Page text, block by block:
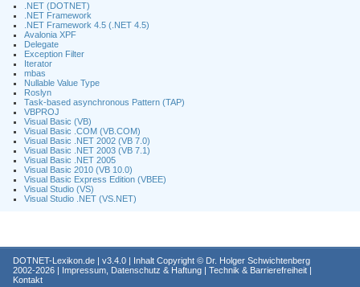
.NET (DOTNET)
.NET Framework
.NET Framework 4.5 (.NET 4.5)
Avalonia XPF
Delegate
Exception Filter
Iterator
mbas
Nullable Value Type
Roslyn
Task-based asynchronous Pattern (TAP)
VBPROJ
Visual Basic (VB)
Visual Basic .COM (VB.COM)
Visual Basic .NET 2002 (VB 7.0)
Visual Basic .NET 2003 (VB 7.1)
Visual Basic .NET 2005
Visual Basic 2010 (VB 10.0)
Visual Basic Express Edition (VBEE)
Visual Studio (VS)
Visual Studio .NET (VS.NET)
DOTNET-Lexikon.de | v3.4.0 | Inhalt Copyright © Dr. Holger Schwichtenberg
2002-2026 | Impressum, Datenschutz & Haftung | Technik & Barrierefreiheit |
Kontakt